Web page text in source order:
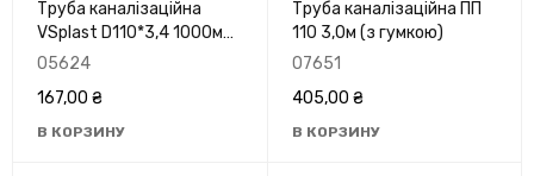
Труба каналізаційна
VSplast D110*3,4 1000мм
зовнішня оранж.
05624
167,00 ₴
В КОРЗИНУ
Труба каналізаційна ПП
110 3,0м (з гумкою)
07651
405,00 ₴
В КОРЗИНУ